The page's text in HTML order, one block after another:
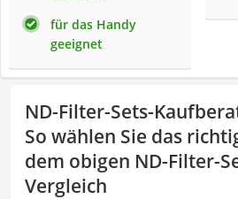
für das Handy
geeignet
ND-Filter-Sets-
So wählen Sie das
dem obigen ND-Filter-
Vergleich